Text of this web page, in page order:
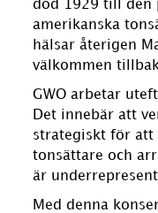
död 1929 till den
amerikanska
hälsar återigen
välkommen
GWO arbetar
Det innebär att
strategiskt för
tonsättare och
är
Med denna